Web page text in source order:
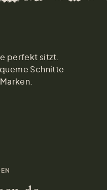
perfekt sitzt.
Schnitte